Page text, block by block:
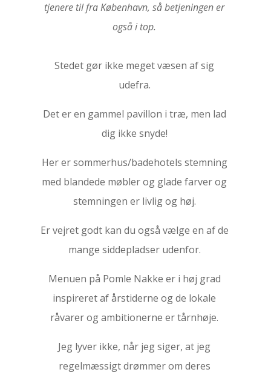
tjenere til fra København, så betjeningen er
også i top.
Stedet gør ikke meget væsen af sig
udefra.
Det er en gammel pavillon i træ, men lad
dig ikke snyde!
Her er sommerhus/badehotels stemning
med blandede møbler og glade farver og
stemningen er livlig og høj.
Er vejret godt kan du også vælge en af de
mange siddepladser udenfor.
Menuen på Pomle Nakke er i høj grad
inspireret af årstiderne og de lokale
råvarer og ambitionerne er tårnhøje.
Jeg lyver ikke, når jeg siger, at jeg
regelmæssigt drømmer om deres